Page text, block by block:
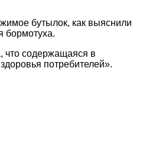
бутылок, как выяснили
бормотуха.
что содержащаяся в
потребителей».